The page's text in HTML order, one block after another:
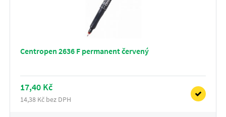
Centropen 2636 F permanent červený
17,40 Kč
14,38 Kč bez DPH